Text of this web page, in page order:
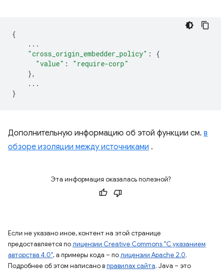
{
...
"cross_origin_embedder_policy" :
{
"value" :
"require-corp"
},
...
}
Дополнительную информацию об этой функции см. в
обзоре изоляции между источниками .
Эта информация оказалась полезной?
Если не указано иное, контент на этой странице
предоставляется полицензии Creative Commons "С указанием
авторства 4.0", а примеры кода – полицензии Apache 2.0.
Подробнее об этом написано вправилах сайта. Java – это